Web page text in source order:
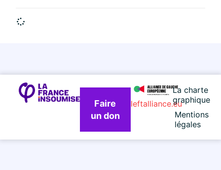
Faire
un don
La charte
graphique
Mentions
légales
leftalliance.eu